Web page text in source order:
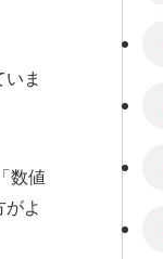
ま
数値
よ